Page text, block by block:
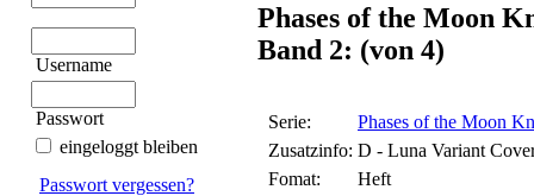
Username
Passwort
eingeloggt bleiben
Passwort vergessen?
Phases of the Moon
Band 2: (von 4)
Serie:
Phases of the Moon
Zusatzinfo: D - Luna Variant
Fomat:
Heft